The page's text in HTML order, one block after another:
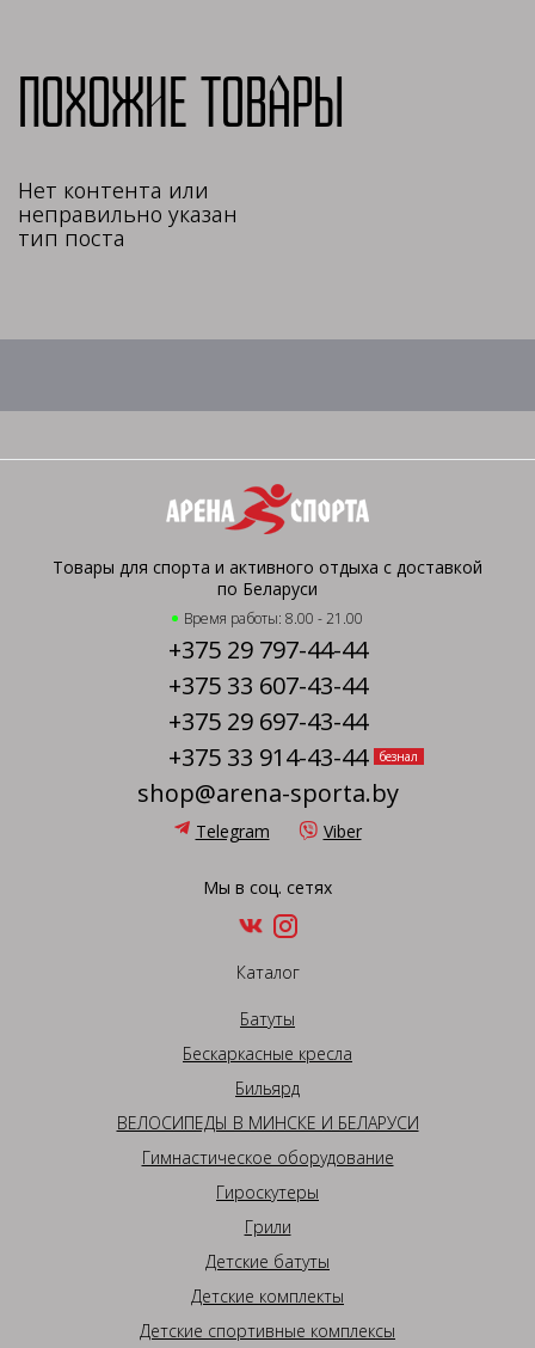
Похожие товары
Нет контента или
неправильно указан
тип поста
Товары для спорта и активного отдыха с доставкой
по Беларуси
Время работы: 8.00 - 21.00
+375 29 797-44-44
+375 33 607-43-44
+375 29 697-43-44
+375 33 914-43-44
безнал
shop@arena-sporta.by
Telegram Viber
Мы в соц. сетях
Каталог
Батуты
Бескаркасные кресла
Бильярд
ВЕЛОСИПЕДЫ В МИНСКЕ И БЕЛАРУСИ
Гимнастическое оборудование
Гироскутеры
Грили
Детские батуты
Детские комплекты
Детские спортивные комплексы